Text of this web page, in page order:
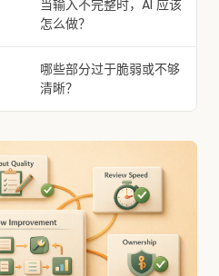
当输入不完整时，AI 应该
怎么做？
哪些部分过于脆弱或不够
清晰？